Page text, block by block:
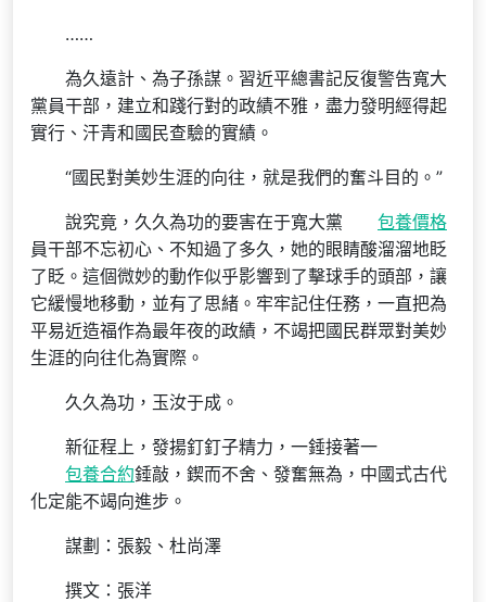
……
為久遠計、為子孫謀。習近平總書記反復警告寬大
黨員干部，建立和踐行對的政績不雅，盡力發明經得起
實行、汗青和國民查驗的實績。
“國民對美妙生涯的向往，就是我們的奮斗目的。”
說究竟，久久為功的要害在于寬大黨
包養價格
員干部不忘初心、不知過了多久，她的眼睛酸溜溜地眨
了眨。這個微妙的動作似乎影響到了擊球手的頭部，讓
它緩慢地移動，並有了思緒。牢牢記住任務，一直把為
平易近造福作為最年夜的政績，不竭把國民群眾對美妙
生涯的向往化為實際。
久久為功，玉汝于成。
新征程上，發揚釘釘子精力，一錘接著一
包養合約錘敲，鍥而不舍、發奮無為，中國式古代
化定能不竭向進步。
謀劃：張毅、杜尚澤
撰文：張洋